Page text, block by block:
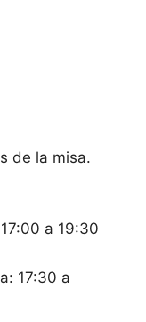
de la misa.
a 19:30
17:30 a